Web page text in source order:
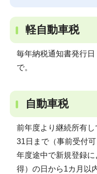
軽自動車税
毎年納税通知書発行
で。
自動車税
前年度より継続所有
31日まで（事前受付可
年度途中で新規登録
得）の日から1カ月以内